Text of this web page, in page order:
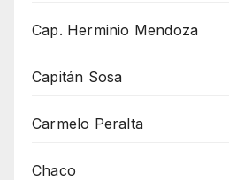
Cap. Herminio Mendoza
Capitán Sosa
Carmelo Peralta
Chaco